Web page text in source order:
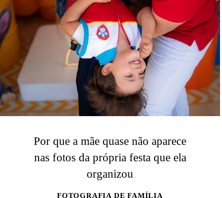
Por que a mãe quase não aparece
nas fotos da própria festa que ela
organizou
FOTOGRAFIA DE FAMÍLIA